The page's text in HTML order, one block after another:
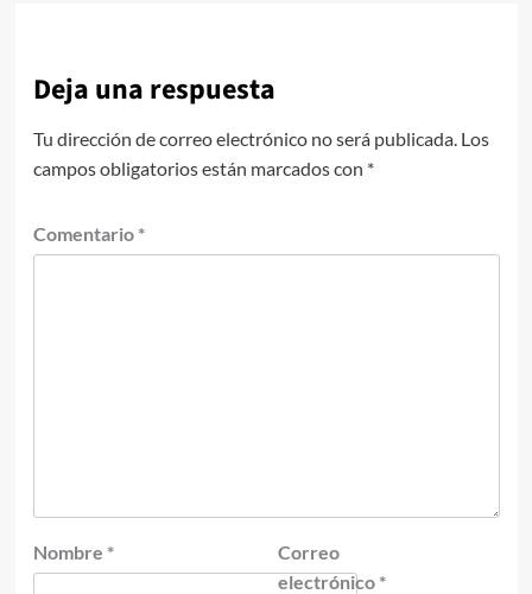
Deja una respuesta
Tu dirección de correo electrónico no será publicada. Los
campos obligatorios están marcados con *
Comentario *
Nombre *
Correo
electrónico *